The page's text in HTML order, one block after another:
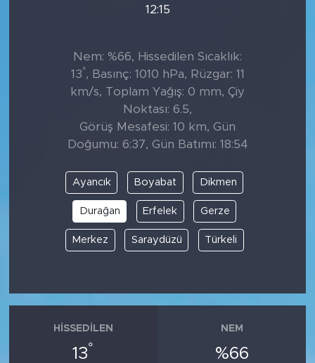
12:15
Nem: %66, Hissedilen Sıcaklık:
13°, Basınç: 1010 hPa, Rüzgar: 11
km/s, Toplam Yağış: 0 mm, Çiy
Noktası: 6.5,
Görüş Mesafesi: 10 km, Gün
Doğumu: 6:37, Gün Batımı: 18:54
Ayancık Boyabat Dikmen
Durağan Erfelek Gerze
Merkez Saraydüzü Türkeli
HISSEDILEN
13°
NEM
%66